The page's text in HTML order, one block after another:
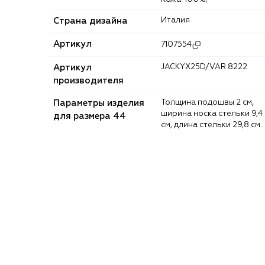
Страна дизайна Италия
Артикул 7107554
Артикул
производителя
JACKYX25D/VAR 8222
Параметры изделия
для размера 44
ширина носка стельки 9,4
см, длина стельки 29,8 см.